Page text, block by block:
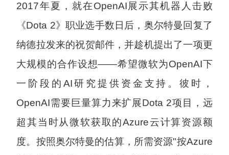
2017年夏，就在OpenAI展示其机器人击败
《Dota 2》职业选手数日后，奥尔特曼回复了
纳德拉发来的祝贺邮件，并趁机提出了一项更
大规模的合作设想——希望微软为OpenAI下
一阶段的AI研究提供资金支持。彼时，
OpenAI需要巨量算力来扩展Dota 2项目，远
超其当时从微软获取的Azure云计算资源额
度。按照奥尔特曼的估算，所需资源"按Azure